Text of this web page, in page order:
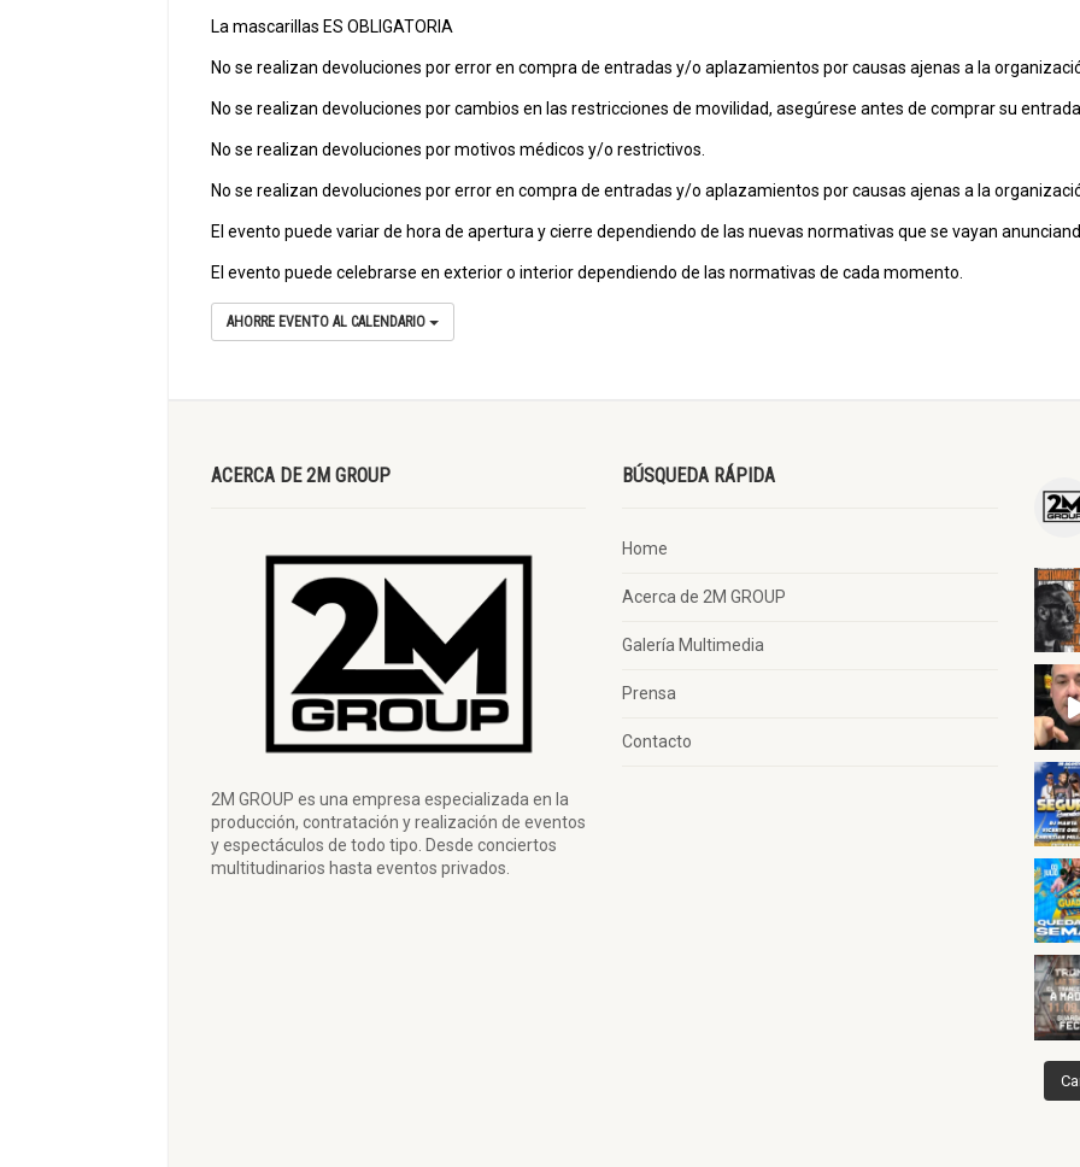
La mascarillas ES OBLIGATORIA
No se realizan devoluciones por error en compra de entradas y/o aplazamientos por causas ajenas a la
No se realizan devoluciones por cambios en las restricciones de movilidad, asegúrese antes de comprar su
No se realizan devoluciones por motivos médicos y/o restrictivos.
No se realizan devoluciones por error en compra de entradas y/o aplazamientos por causas ajenas a la
El evento puede variar de hora de apertura y cierre dependiendo de las nuevas normativas que se vayan
El evento puede celebrarse en exterior o interior dependiendo de las normativas de cada momento.
AHORRE EVENTO AL CALENDARIO
ACERCA DE 2M GROUP
2M GROUP es una empresa especializada en la
producción, contratación y realización de eventos
y espectáculos de todo tipo. Desde conciertos
multitudinarios hasta eventos privados.
BÚSQUEDA RÁPIDA
Home
Acerca de 2M GROUP
Galería Multimedia
Prensa
Contacto